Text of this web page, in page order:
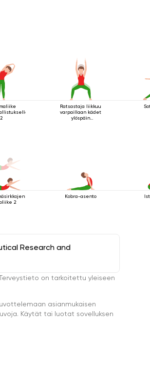
2
Ratsastaja liikkuu
varpaillaan kädet
ylöspäin
2
Kobra-asento
Research and
on tarkoitettu yleiseen
asianmukaisen
Käytät tai luotat sovelluksen